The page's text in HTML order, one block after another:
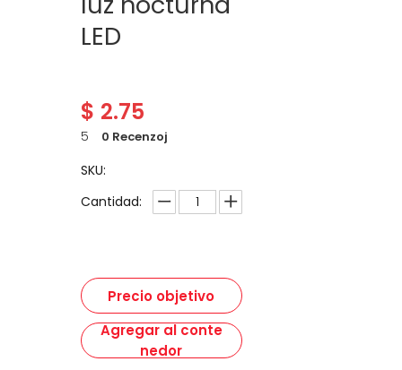
LED
$ 2.75
5 0 Recenzoj
SKU:
Cantidad:
Precio objetivo
Agregar al conte
nedor